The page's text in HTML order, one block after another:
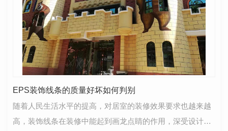
EPS装饰线条的质量好坏如何判别
随着人民生活水平的提高，对居室的装修效果要求也越来越
高，装饰线条在装修中能起到画龙点睛的作用，深受设计师